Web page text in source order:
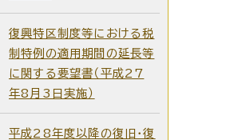
復興特区制度等における税
制特例の適用期間の延長等
に関する要望書（平成27
年8月3日実施）
平成28年度以降の復旧・復